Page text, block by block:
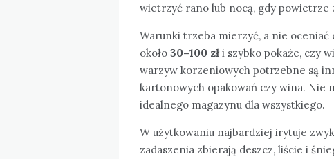
wietrzyć rano lub nocą, gdy powietrze
Warunki trzeba mierzyć, a nie
około 30–100 zł i szybko pokaże, czy
warzyw korzeniowych potrzebne są
kartonowych opakowań czy wina. Nie
idealnego magazynu dla wszystkiego.
W użytkowaniu najbardziej irytuje
zadaszenia zbierają deszcz, liście i